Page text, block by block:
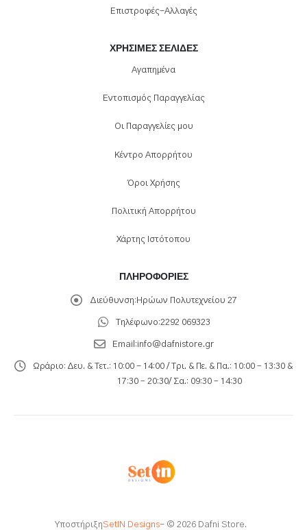
Επιστροφές-Αλλαγές
ΧΡΉΣΙΜΕΣ ΣΕΛΊΔΕΣ
Αγαπημένα
Εντοπισμός Παραγγελίας
Οι Παραγγελίες μου
Κέντρο Απορρήτου
Όροι Χρήσης
Πολιτική Απορρήτου
Χάρτης Ιστότοπου
ΠΛΗΡΟΦΟΡΊΕΣ
Διεύθυνση: Ηρώων Πολυτεχνείου 27
Τηλέφωνο:2292 069323
Email:info@dafnistore.gr
Ωράριο: Δευ. & Τετ.: 10:00 - 14:00 / Τρι. & Πε. & Πα.: 10:00 – 13:30 &
17:30 – 20:30/ Σα.: 09:30 – 14:30
ΥποστήριξηSetIN Designs- © 2026 Dafni Store.